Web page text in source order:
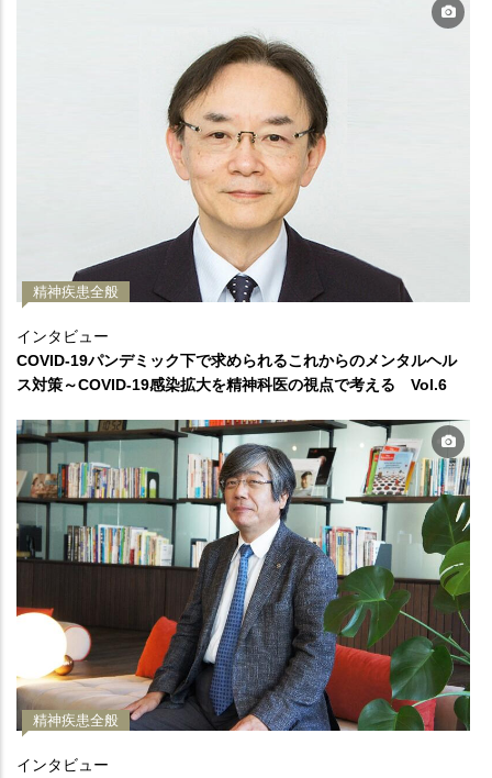
精神疾患全般
インタビュー
COVID-19パンデミック下で求められるこれからのメンタルヘル
ス対策～COVID-19感染拡大を精神科医の視点で考える Vol.6
精神疾患全般
インタビュー